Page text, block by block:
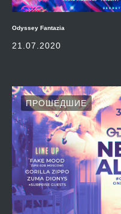
Odyssey Fantazia
21.07.2020
ПРОШЕДШИЕ